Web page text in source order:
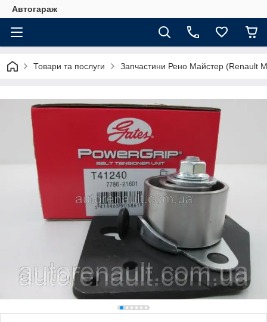
Автогараж
Товари та послуги Запчастини Рено Майстер (Renault